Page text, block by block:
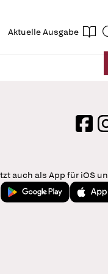
Aktuelle Ausgabe
login
auch als App für iOS
Jetzt bei Google Play
Laden